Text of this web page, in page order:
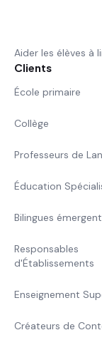
Aider les élèves à
Clients
École primaire
Collège
Professeurs de
Éducation
Bilingues
Responsables
d'Établissements
Enseignement
Créateurs de